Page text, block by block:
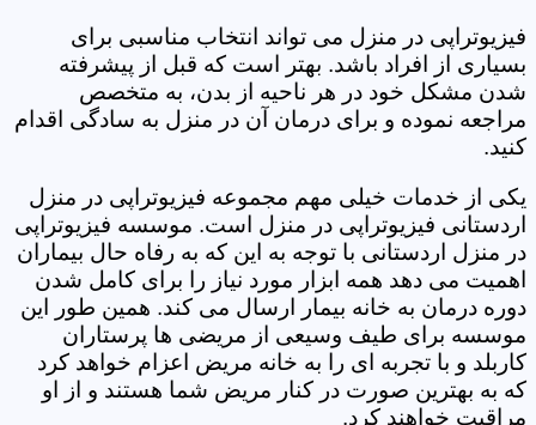
فیزیوتراپی در منزل می تواند انتخاب مناسبی برای
بسیاری از افراد باشد. بهتر است که قبل از پیشرفته
شدن مشکل خود در هر ناحیه از بدن، به متخصص
مراجعه نموده و برای درمان آن در منزل به سادگی اقدام
کنید.
یکی از خدمات خیلی مهم مجموعه فیزیوتراپی در منزل
اردستانی فیزیوتراپی در منزل است. موسسه فیزیوتراپی
در منزل اردستانی با توجه به این که به رفاه حال بیماران
اهمیت می دهد همه ابزار مورد نیاز را برای کامل شدن
دوره درمان به خانه بیمار ارسال می کند. همین طور این
موسسه برای طیف وسیعی از مریضی ها پرستاران
کاربلد و با تجربه ای را به خانه مریض اعزام خواهد کرد
که به بهترین صورت در کنار مریض شما هستند و از او
مراقبت خواهند کرد.